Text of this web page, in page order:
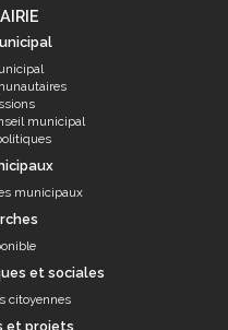
municipal
municipaux
et sociales
citoyennes
et projets